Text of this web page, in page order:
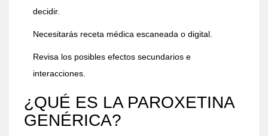
decidir.
Necesitarás receta médica escaneada o digital.
Revisa los posibles efectos secundarios e
interacciones.
¿QUÉ ES LA PAROXETINA
GENÉRICA?